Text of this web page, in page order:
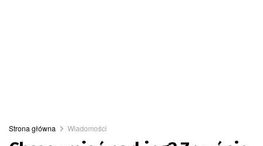
Strona główna Wiadomości